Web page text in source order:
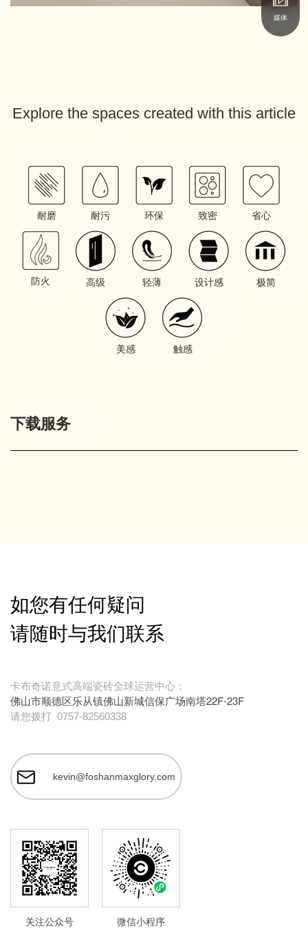
Explore the spaces created with this article
耐磨 耐污 环保 致密 省心
防火 高级 轻薄 设计感 极简
美感 触感
下载服务
如您有任何疑问
请随时与我们联系
卡布奇诺意式高端瓷砖全球运营中心：
佛山市顺德区乐从镇佛山新城信保广场南塔22F-23F
请您拨打 0757-82560338
kevin@foshanmaxglory.com
关注公众号 微信小程序
媒体